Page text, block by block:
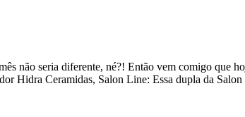
não seria diferente, né?! Então vem comigo que
Hidra Ceramidas, Salon Line: Essa dupla da